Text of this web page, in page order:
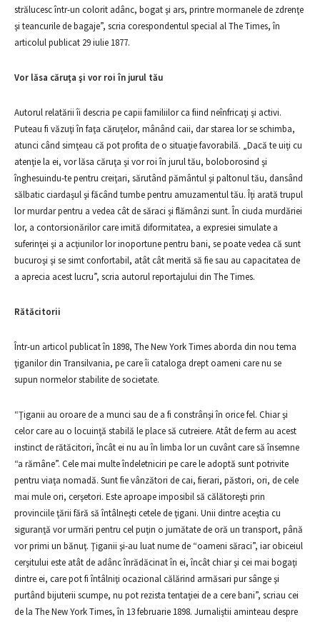
strălucesc într-un colorit adânc, bogat şi ars, printre mormanele de zdrenţe
şi teancurile de bagaje”, scria corespondentul special al The Times, în
articolul publicat 29 iulie 1877.
Vor lăsa căruţa şi vor roi în jurul tău
Autorul relatării îi descria pe capii familiilor ca fiind neînfricaţi şi activi.
Puteau fi văzuţi în faţa căruţelor, mânând caii, dar starea lor se schimba,
atunci când simţeau că pot profita de o situaţie favorabilă. „Dacă te uiţi cu
atenţie la ei, vor lăsa căruţa şi vor roi în jurul tău, boloborosind şi
înghesuindu-te pentru creiţari, sărutând pământul şi paltonul tău, dansând
sălbatic ciardaşul şi făcând tumbe pentru amuzamentul tău. Îţi arată trupul
lor murdar pentru a vedea cât de săraci şi flămânzi sunt. În ciuda murdăriei
lor, a contorsionărilor care imită diformitatea, a expresiei simulate a
suferinţei şi a acţiunilor lor inoportune pentru bani, se poate vedea că sunt
bucuroşi şi se simt confortabil, atât cât merită să fie sau au capacitatea de
a aprecia acest lucru”, scria autorul reportajului din The Times.
Rătăcitorii
Într-un articol publicat în 1898, The New York Times aborda din nou tema
ţiganilor din Transilvania, pe care îi cataloga drept oameni care nu se
supun normelor stabilite de societate.
“Ţiganii au oroare de a munci sau de a fi constrânşi în orice fel. Chiar şi
celor care au o locuinţă stabilă le place să cutreiere. Atât de ferm au acest
instinct de rătăcitori, încât ei nu au în limba lor un cuvânt care să însemne
“a rămâne”. Cele mai multe îndeletniciri pe care le adoptă sunt potrivite
pentru viaţa nomadă. Sunt fie vânzători de cai, fierari, păstori, ori, de cele
mai mule ori, cerşetori. Este aproape imposibil să călătoreşti prin
provinciile ţării fără să întâlneşti cetele de ţigani. Unii dintre aceştia cu
siguranţă vor urmări pentru cel puţin o jumătate de oră un transport, până
vor primi un bănuţ. Ţiganii şi-au luat nume de “oameni săraci”, iar obiceiul
cerşitului este atât de adânc înrădăcinat în ei, încât chiar şi cei mai bogaţi
dintre ei, care pot fi întâlniţi ocazional călărind armăsari pur sânge şi
purtând bijuterii scumpe, nu pot rezista tentaţiei de a cere bani”, scriau cei
de la The New York Times, în 13 februarie 1898. Jurnaliştii aminteau despre